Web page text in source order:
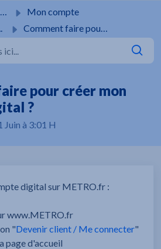
Mon compte
Comment faire pour créer mon compte digital ?
pour créer mon
?
à 3:01 H
digital sur METRO.fr :
www.METRO.fr
"Devenir client / Me connecter"
page d'accueil